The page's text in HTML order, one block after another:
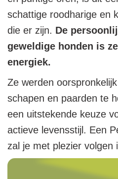
schattige roodharige en
die er zijn. De
geweldige honden is
energiek.
Ze werden
schapen en paarden te
een uitstekende keuze
actieve levensstijl. Een
zal je met plezier volgen